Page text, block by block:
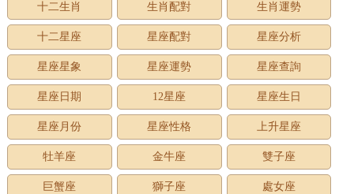
十二生肖 生肖配對 生肖運勢
十二星座 星座配對 星座分析
星座星象 星座運勢 星座查詢
星座日期 12星座 星座生日
星座月份 星座性格 上升星座
牡羊座 金牛座 雙子座
巨蟹座 獅子座 處女座